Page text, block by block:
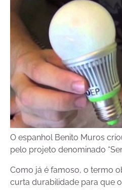
O espanhol Benito Muros
pelo projeto denominado
Como já é famoso, o termo
curta durabilidade para que